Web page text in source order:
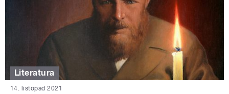
Literatura
14. listopad 2021